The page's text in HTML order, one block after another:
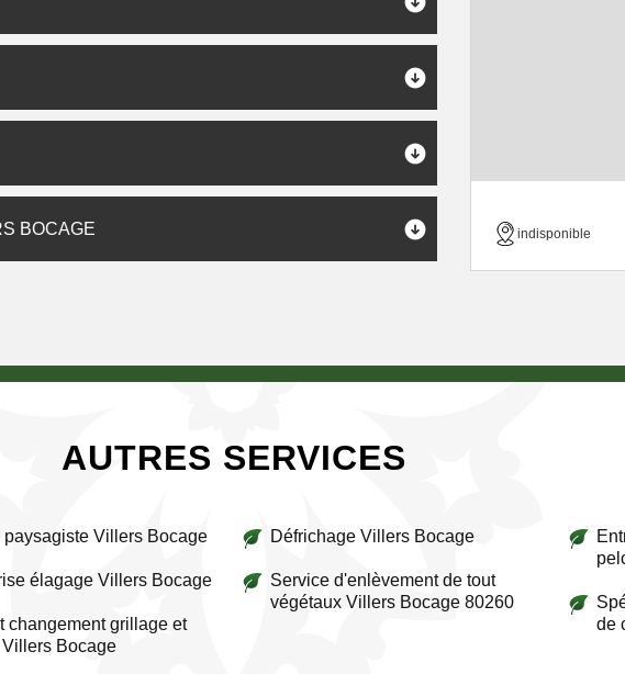
BOCAGE indisponible
AUTRES SERVICES
paysagiste Villers Bocage
élagage Villers Bocage
changement grillage et
Bocage
Défrichage Villers Bocage
Service d'enlèvement de tout
végétaux Villers Bocage 80260
de